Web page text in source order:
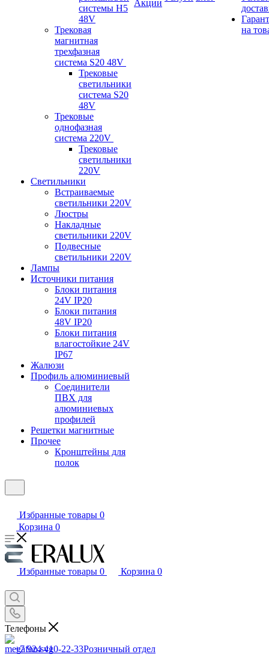
системы H5
48V
Трековая
магнитная
трехфазная
система S20 48V
Трековые
светильники
система S20
48V
Трековые
однофазная
система 220V
Трековые
светильники
220V
Светильники
Встраиваемые
светильники 220V
Люстры
Накладные
светильники 220V
Подвесные
светильники 220V
Лампы
Источники питания
Блоки питания
24V IP20
Блоки питания
48V IP20
Блоки питания
влагостойкие 24V
IP67
Жалюзи
Профиль алюминиевый
Соединители
ПВХ для
алюминиевых
профилей
Решетки магнитные
Прочее
Кронштейны для
полок
Акции
на
Избранные товары 0
Корзина 0
Избранные товары 0 Корзина 0
Телефоны
+7 924 410-22-33Розничный отдел